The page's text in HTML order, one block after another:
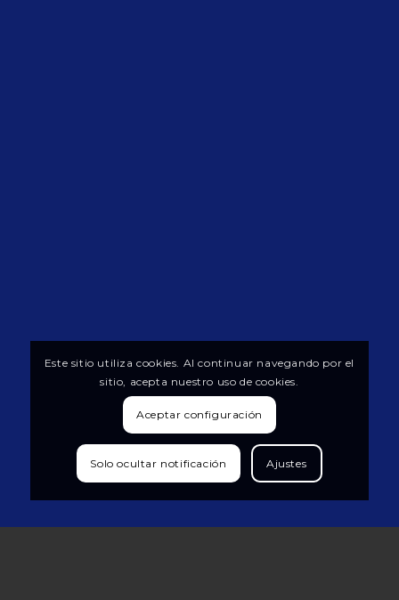
Este sitio utiliza cookies. Al continuar navegando por el
sitio, acepta nuestro uso de cookies.
Aceptar configuración
Solo ocultar notificación Ajustes